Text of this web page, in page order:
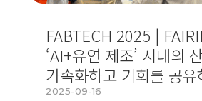
FABTECH 2025 |
‘AI+유연 제조’ 시대의
가속화하고 기회를 공유
2025-09-16